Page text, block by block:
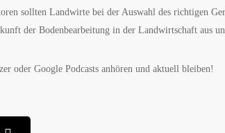
sollten Landwirte bei der Auswahl des richtigen
der Bodenbearbeitung in der Landwirtschaft aus
oder Google Podcasts anhören und aktuell bleiben!